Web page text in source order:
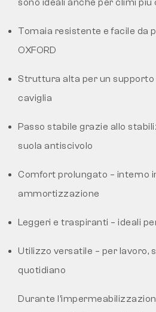
sono ideali anche per climi più
Tomaia resistente e facile da
OXFORD
Struttura alta per un
caviglia
Passo stabile grazie allo
suola antiscivolo
Comfort prolungato – interno
ammortizzazione
Leggeri e traspiranti – ideali
Utilizzo versatile – per lavoro,
quotidiano
Durante